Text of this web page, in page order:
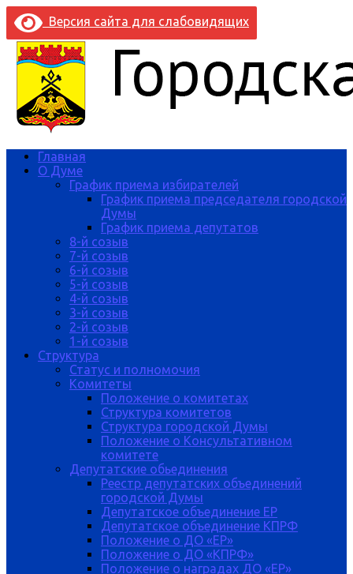
Версия сайта для слабовидящих
Главная
О Думе
График приема избирателей
График приема председателя городской
Думы
График приема депутатов
8-й созыв
7-й созыв
6-й созыв
5-й созыв
4-й созыв
3-й созыв
2-й созыв
1-й созыв
Структура
Статус и полномочия
Комитеты
Положение о комитетах
Структура комитетов
Структура городской Думы
Положение о Консультативном
комитете
Депутатские обьединения
Реестр депутатских объединений
городской Думы
Депутатское объединение ЕР
Депутатское объединение КПРФ
Положение о ДО «ЕР»
Положение о ДО «КПРФ»
Положение о наградах ДО «ЕР»